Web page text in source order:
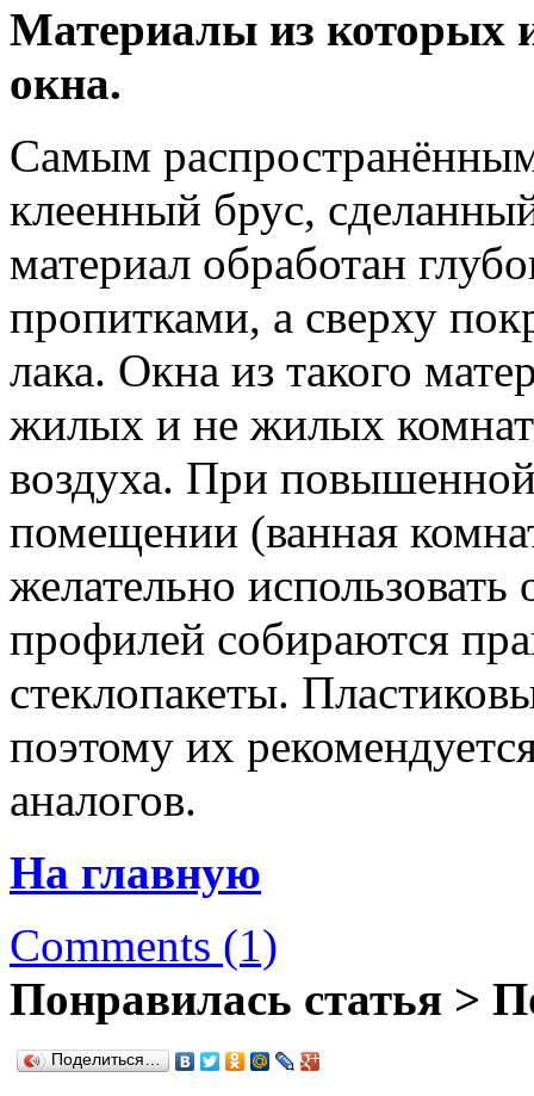
Материалы из которых
окна.
Самым
клеенный брус,
материал обработан
пропитками, а сверху
лака. Окна из такого
жилых и не жилых
воздуха. При
помещении (ванная
желательно
профилей собираются
стеклопакеты.
поэтому их
аналогов.
На главную
Comments (1)
Понравилась статья >
Поделиться…